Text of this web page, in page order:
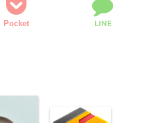
Pocket LINE